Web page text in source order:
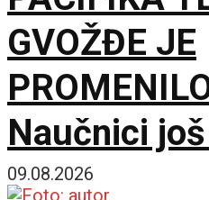
GVOŽĐE JE
Naučnici
šta ga je
09.08.2026